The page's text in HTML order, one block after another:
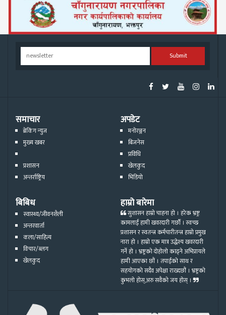
Submit
समाचार
ब्रेकिंग न्युज
मुख्य खबर
प्रशासन
अन्तर्राष्ट्रिय
अपडेट
मनोरञ्जन
बिजनेस
प्रविधि
खेलकुद
भिडियो
बिबिध
स्वास्थ्य/जीवनशैली
अन्तरवार्ता
कला/साहित्य
विचार/ब्लग
खेलकुद
हाम्रो बारेमा
सुशासन हाम्रो चाहना हो । हरेक भ्रष्ट्र
कामलाई हामी खवरदारी गर्छौ । स्वच्छ
प्रशासन र स्वतन्त्र कर्मचारीतन्त्र हाम्रो प्रमुख
नारा हो । हाम्रो एक मात्र उद्धेश्य खवरदारी
गर्ने हो । भ्रष्ट्रको दोहोलो काढ्ने अभिप्रायले
हामी आएका छौं । तपाईको साथ र
सहयोगको सदैव अपेक्षा राख्दछौं । भ्रष्ट्रको
कुभलो होस्,अरु सवैको जय होस् ।